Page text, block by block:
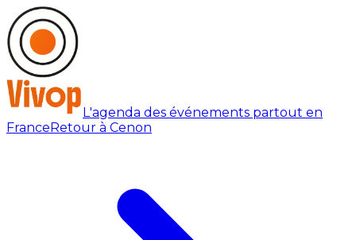
L'agenda des événements partout en
FranceRetour à Cenon